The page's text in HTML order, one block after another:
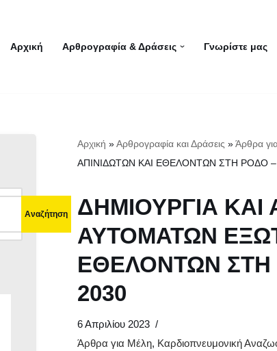
Αρχική Αρθρογραφία & Δράσεις Γνωρίστε μας
Αναζήτηση
Αρχική »Αρθρογραφία και Δράσεις »Άρθρα
ΑΠΙΝΙΔΩΤΩΝ ΚΑΙ ΕΘΕΛΟΝΤΩΝ ΣΤΗ ΡΟΔΟ –
ΔΗΜΙΟΥΡΓΙΑ
ΑΥΤΟΜΑΤΩΝ
ΕΘΕΛΟΝΤΩΝ ΣΤΗ
2030
6 Απριλίου 2023
Άρθρα για Μέλη, Καρδιοπνευμονική